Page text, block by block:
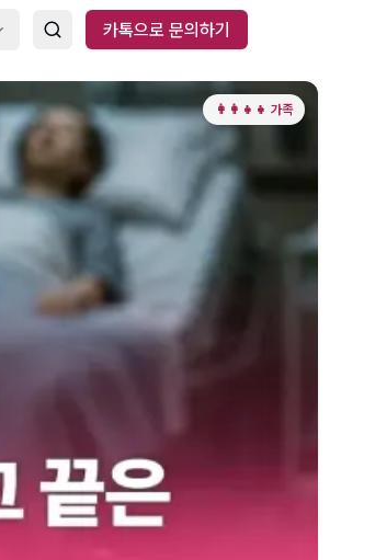
카톡으로 문의하기
👩‍👩‍👧‍👧 가족